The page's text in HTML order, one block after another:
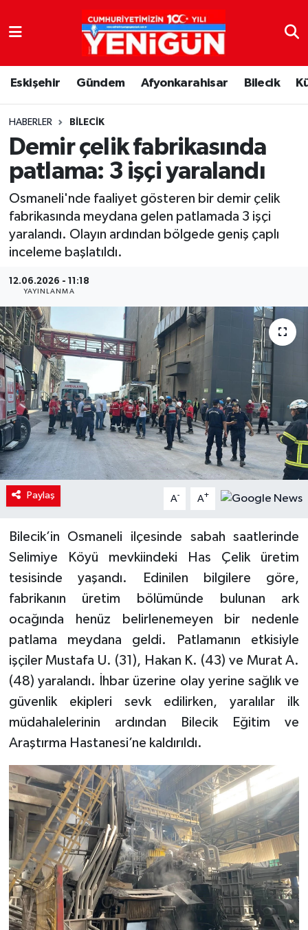
Eskişehir Gündem Afyonkarahisar Bilecik
HABERLER BILECIK
Demir çelik fabrikasında
patlama: 3 işçi yaralandı
Osmaneli'nde faaliyet gösteren bir demir çelik
fabrikasında meydana gelen patlamada 3 işçi
yaralandı. Olayın ardından bölgede geniş çaplı
inceleme başlatıldı.
12.06.2026 - 11:18
YAYINLANMA
Paylaş A- A+
Bilecik’in Osmaneli ilçesinde sabah saatlerinde
Selimiye Köyü mevkiindeki Has Çelik üretim
tesisinde yaşandı. Edinilen bilgilere göre,
fabrikanın üretim bölümünde bulunan ark
ocağında henüz belirlenemeyen bir nedenle
patlama meydana geldi. Patlamanın etkisiyle
işçiler Mustafa U. (31), Hakan K. (43) ve Murat A.
(48) yaralandı. İhbar üzerine olay yerine sağlık ve
güvenlik ekipleri sevk edilirken, yaralılar ilk
müdahalelerinin ardından Bilecik Eğitim ve
Araştırma Hastanesi’ne kaldırıldı.
Nöbetçi Eczaneler
Hava Durumu
Trafik Durumu
Süper Lig Puan Durumu ve Fikstür
Tüm Manşetler
Son Dakika Haberleri
Haber Arşivi